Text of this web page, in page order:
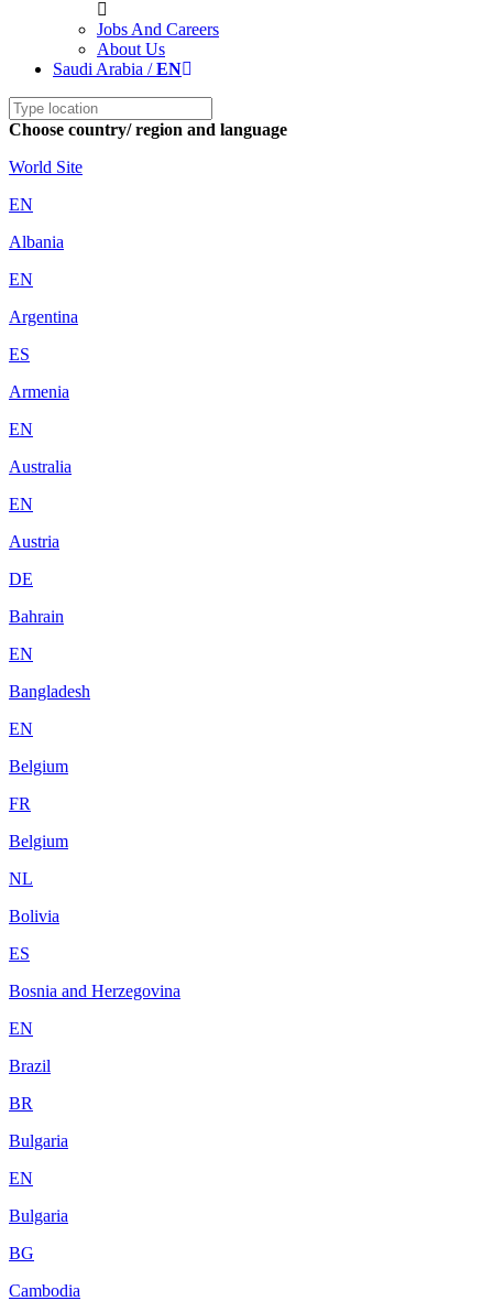
Jobs And Careers
About Us
Saudi Arabia /EN
Choose country/ region and language
World Site
EN
Albania
EN
Argentina
ES
Armenia
EN
Australia
EN
Austria
DE
Bahrain
EN
Bangladesh
EN
Belgium
FR
Belgium
NL
Bolivia
ES
Bosnia and Herzegovina
EN
Brazil
BR
Bulgaria
EN
Bulgaria
BG
Cambodia